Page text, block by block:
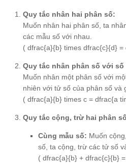
Quy tắc nhân hai phân số:
Muốn nhân hai phân số, ta
các mẫu số với nhau.
( dfrac{a}{b} times dfrac{c}{d}
Quy tắc nhân phân số với
Muốn nhân một phân số với
nhiên với tử số của phân số và
( dfrac{a}{b} times c = dfrac{a
Quy tắc cộng, trừ hai phân
Cùng mẫu số: Muốn
số, ta cộng, trừ các tử số
( dfrac{a}{b} + dfrac{c}{b}